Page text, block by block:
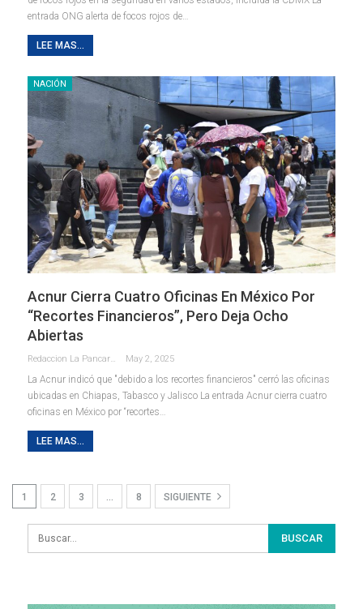
entrada ONG alerta de focos rojos de…
LEE MAS...
NACIÓN
Acnur Cierra Cuatro Oficinas En México Por
“recortes Financieros”, Pero Deja Ocho
Abiertas
Redaccion La Pancarta De Quintana Roo May 2, 2025
La Acnur indicó que "debido a los recortes financieros" cerró las oficinas
ubicadas en Chiapas, Tabasco y Jalisco La entrada Acnur cierra cuatro
oficinas en México por “recortes…
LEE MAS...
1 2 3 … 8 SIGUIENTE